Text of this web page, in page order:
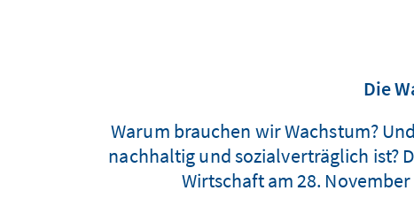
Die
Warum brauchen wir Wachstum?
nachhaltig und sozialverträglich ist?
Wirtschaft am 28.